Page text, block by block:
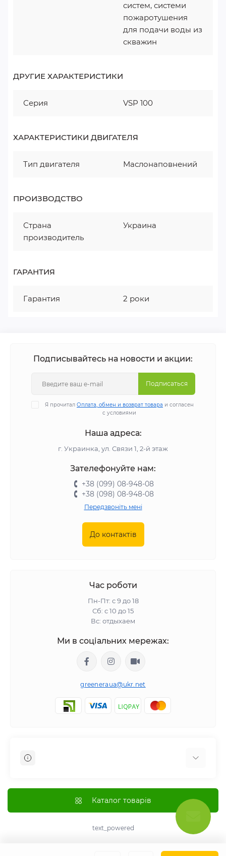
систем, системи
пожаротушения
для подачи воды из
скважин
ДРУГИЕ ХАРАКТЕРИСТИКИ
Серия VSP 100
ХАРАКТЕРИСТИКИ ДВИГАТЕЛЯ
Тип двигателя Маслонаповнений
ПРОИЗВОДСТВО
Страна
производитель
Украина
ГАРАНТИЯ
Гарантия 2 роки
Подписывайтесь на новости и акции:
Подписаться
Я прочитал Оплата, обмен и возврат товара и согласен
с условиями
Наша адреса:
г. Украинка, ул. Связи 1, 2-й этаж
Зателефонуйте нам:
+38 (099) 08-948-08
+38 (098) 08-948-08
Передзвоніть мені
До контактів
Час роботи
Пн-Пт: с 9 до 18
Сб: с 10 до 15
Вс: отдыхаем
Ми в соціальних мережах:
greeneraua@ukr.net
Оплата
Каталог товарів
text_powered